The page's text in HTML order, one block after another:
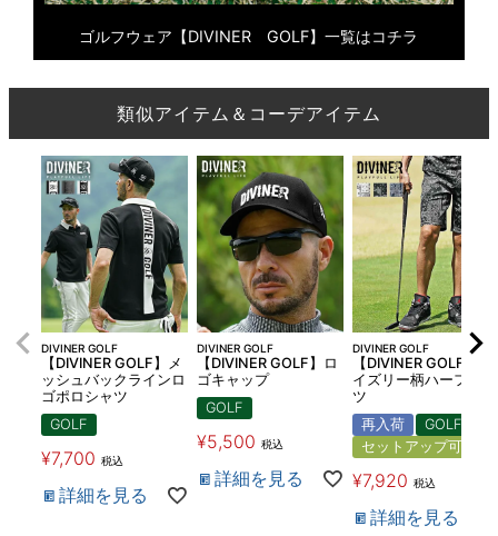
ゴルフウェア【DIVINER GOLF】一覧はコチラ
類似アイテム＆コーデアイテム
DIVINER GOLF
【DIVINER GOLF】メ
ッシュバックラインロ
ゴポロシャツ
GOLF
¥7,700 税込
詳細を見る
DIVINER GOLF
【DIVINER GOLF】ロ
ゴキャップ
GOLF
¥5,500 税込
詳細を見る
DIVINER GOLF
【DIVINER GOLF】ペ
イズリー柄ハーフパン
ツ
再入荷
GOLF
セットアップ可
¥7,920 税込
詳細を見る